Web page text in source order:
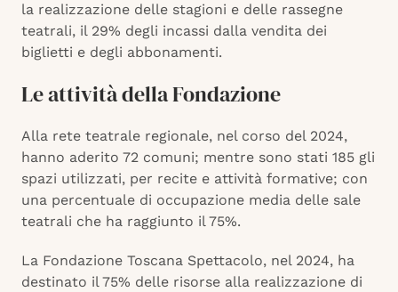
la realizzazione delle stagioni e delle rassegne
teatrali, il 29% degli incassi dalla vendita dei
biglietti e degli abbonamenti.
Le attività della Fondazione
Alla rete teatrale regionale, nel corso del 2024,
hanno aderito 72 comuni; mentre sono stati 185 gli
spazi utilizzati, per recite e attività formative; con
una percentuale di occupazione media delle sale
teatrali che ha raggiunto il 75%.
La Fondazione Toscana Spettacolo, nel 2024, ha
destinato il 75% delle risorse alla realizzazione di